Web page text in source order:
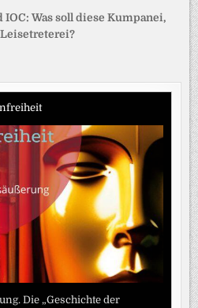
Was soll diese Kumpanei,
Die „Geschichte der